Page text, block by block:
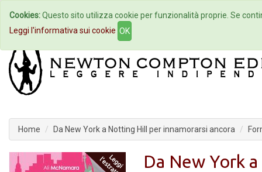
Home Autori Eventi
Home Da New York a Notting Hill per innamorarsi ancora
Da New York
Cookies:Questo sito utilizza cookie per funzionalità proprie. Se
Leggi l'informativa sui cookie OK